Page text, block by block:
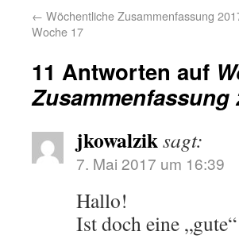
← Wöchentliche Zusammenfassung
Woche 17
11 Antworten auf
Zusammenfassung
jkowalziksagt:
7. Mai 2017 um 16:39
Hallo!
Ist doch eine